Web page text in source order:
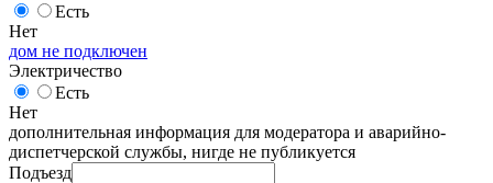
Есть
Нет
дом не подключен
Электричество
Есть
Нет
дополнительная информация для модератора и аварийно-
диспетчерской службы, нигде не публикуется
Подъезд